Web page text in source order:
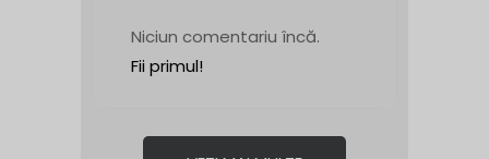
Niciun comentariu încă.
Fii primul!